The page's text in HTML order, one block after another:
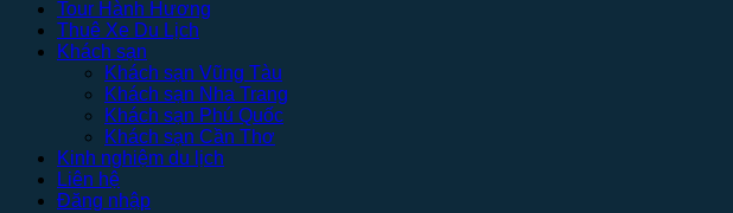
Tour Hành Hương
Thuê Xe Du Lịch
Khách sạn
Khách sạn Vũng Tàu
Khách sạn Nha Trang
Khách sạn Phú Quốc
Khách sạn Cần Thơ
Kinh nghiệm du lịch
Liên hệ
Đăng nhập